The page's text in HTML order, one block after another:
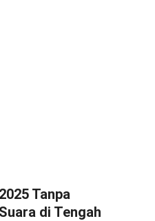
Tanpa
di Tengah